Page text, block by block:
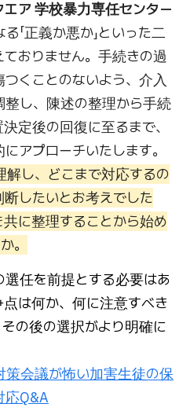
ア 学校暴力専任センター
「正義か悪か」といった二
おりません。手続きの過
くことのないよう、介入
し、陳述の整理から手続
定後の回復に至るまで、
アプローチいたします。
し、どこまで対応するの
したいとお考えでした
に整理することから始め
。
任を前提とする必要はあ
は何か、何に注意すべき
の後の選択がより明確に
会議が怖い加害生徒の保
応Q&A